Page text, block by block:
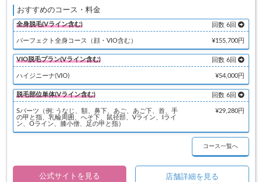
おすすめのコース・料金
全身脱毛(Vライン含む) 回数 6回
パーフェクト全身コース（顔・VIO含む） ¥155,700円
VIO脱毛プラン(Vライン含む) 回数 6回
ハイジニーナ(VIO) ¥54,000円
脱毛部位単体(Vライン含む) 回数 6回
Sパーツ（例: うなじ、額、鼻下、あご、あご下、首、手
の甲と指、乳輪周囲、へそ下、鼠径部、Vライン、Iライ
ン、Oライン、膝小僧、足の甲と指）
¥29,280円
コース一覧へ
公式サイトを見る 店舗詳細を見る